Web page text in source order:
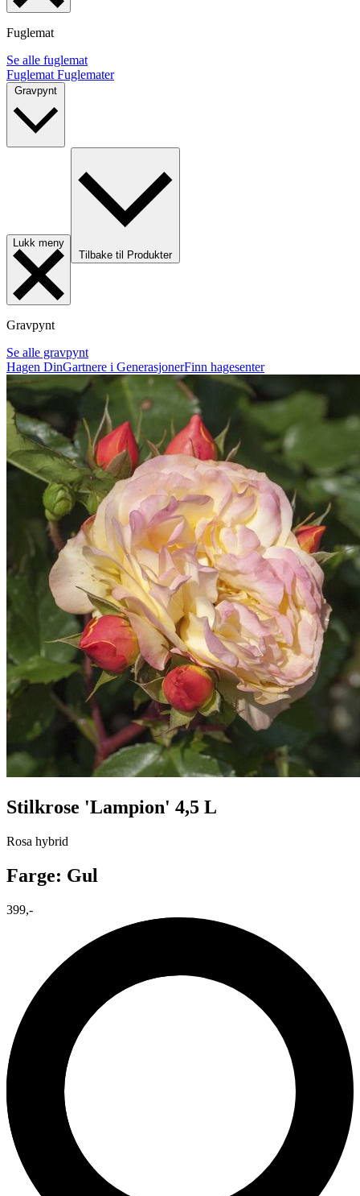
Fuglemat
Se alle fuglemat
Fuglemat Fuglemater
Lukk meny
Tilbake til Produkter
Gravpynt
Se alle gravpynt
Hagen DinGartnere i GenerasjonerFinn hagesenter
Stilkrose 'Lampion' 4,5 L
Rosa hybrid
Farge: Gul
399,-